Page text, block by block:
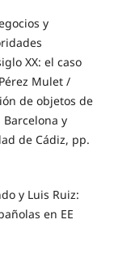
y
XX: el caso
Mulet /
de objetos de
Barcelona y
de Cádiz, pp.
y Luis Ruiz:
en EE